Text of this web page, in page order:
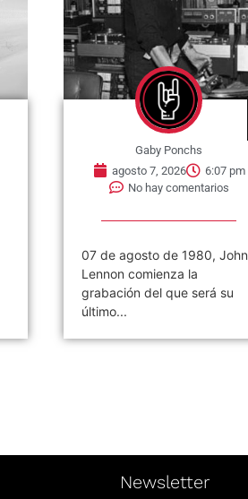
Gaby Ponchs
agosto 7, 2026
6:07 pm
No hay comentarios
07 de agosto de 1980, John
Lennon comienza la
grabación del que será su
último...
Newsletter